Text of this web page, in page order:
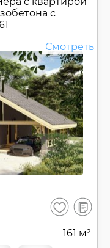
с
Смотреть
Сохранить
В
161 м²